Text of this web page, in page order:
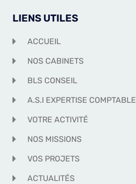
LIENS UTILES
ACCUEIL
NOS CABINETS
BLS CONSEIL
A.S.I EXPERTISE COMPTABLE
VOTRE ACTIVITÉ
NOS MISSIONS
VOS PROJETS
ACTUALITÉS